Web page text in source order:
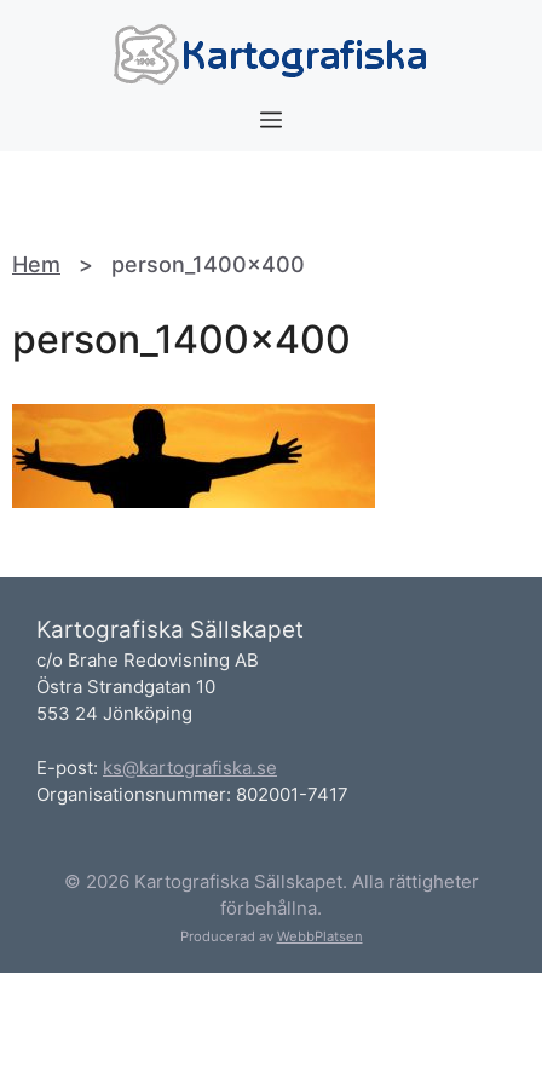
Meny
Hem > person_1400x400
person_1400x400
Kartografiska Sällskapet
c/o Brahe Redovisning AB
Östra Strandgatan 10
553 24 Jönköping
E-post: ks@kartografiska.se
Organisationsnummer: 802001-7417
© 2026 Kartografiska Sällskapet. Alla rättigheter
förbehållna.
Producerad av WebbPlatsen